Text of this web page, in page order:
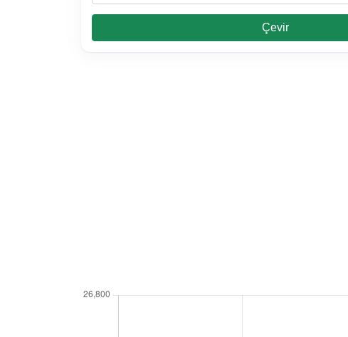
Çevir
0.00001 BNB Kaç TL